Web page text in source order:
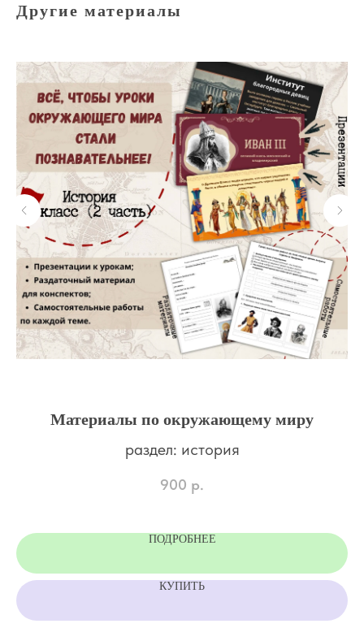
Другие материалы
Материалы по окружающему миру
раздел: история
900 р.
ПОДРОБНЕЕ
КУПИТЬ